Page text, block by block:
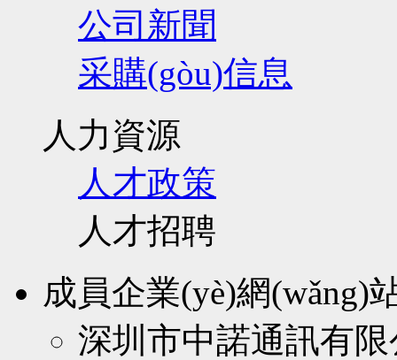
公司新聞
采購(gòu)信息
人力資源
人才政策
人才招聘
成員企業(yè)網(wǎng)
深圳市中諾通訊有